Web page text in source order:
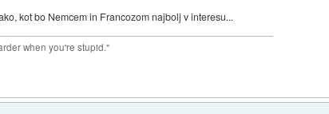
kot bo Nemcem in Francozom najbolj v interesu...
when you're stupid."